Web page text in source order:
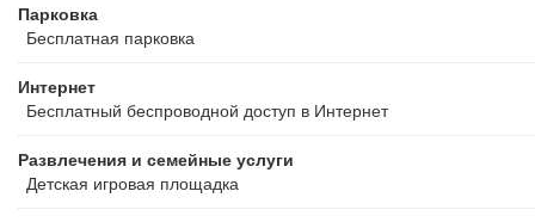
Парковка
Бесплатная парковка
Интернет
Бесплатный беспроводной доступ в Интернет
Развлечения и семейные услуги
Детская игровая площадка